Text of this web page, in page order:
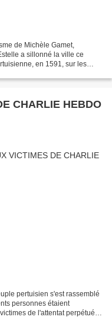
de Michèle Gamet,
a sillonné la ville ce
en 1591, sur les
CHARLIE HEBDO
pertuisien s'est rassemblé
personnes étaient
de l'attentat perpétué